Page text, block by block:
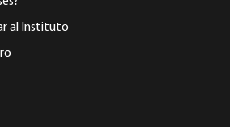
al Instituto